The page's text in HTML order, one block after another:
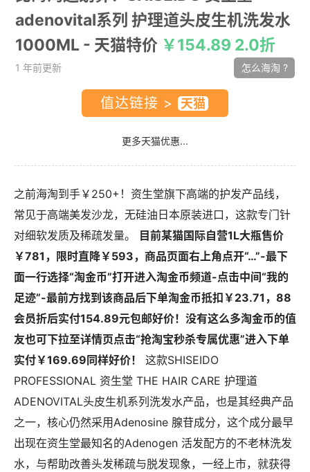
adenovital系列 护理道头皮生机洗发水
1000ML - 天猫特价 ￥154.89 2.0折
1 年前更新 怎么海淘 ?
值达链接 >
更多天猫优惠...
之前海淘到手￥250+！资生堂旗下高端的护发产品线，
常见于高端美发沙龙，无硅油日本原装进口，这款专门针
对细软发质及稀疏发量。 目前某猫国际自营1L大瓶售价
￥781，限时直降￥593，商品页面右上角点开“…”-最下
面一行选择“淘金币”打开进入淘金币频道-点击中间“我的
足迹”-最前方找到该商品后下单淘金币抵扣￥23.71，88
会员折后实付154.89元包邮好价！没有这么多淘金币的值
友也可下拉至详情页点击“抢淘宝秒杀专属优惠”进入下单
实付￥169.69同样好价！
这款SHISEIDO
PROFESSIONAL 资生堂 THE HAIR CARE 护理道
ADENOVITAL头皮生机系列洗发水产品，也是其经典产品
之一，核心仍然采用Adenosine 腺苷成分，这个成分最早
出现在资生堂最知名的Adenogen 活发配方的不老林洗发
水，与帮助改善头发稀疏与脱发现象，一经上市，就获得